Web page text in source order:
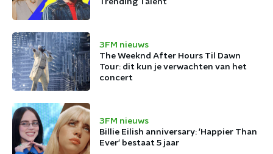
Trending Talent
3FM nieuws
The Weeknd After Hours Til Dawn
Tour: dit kun je verwachten van het
concert
3FM nieuws
Billie Eilish anniversary: 'Happier Than
Ever' bestaat 5 jaar